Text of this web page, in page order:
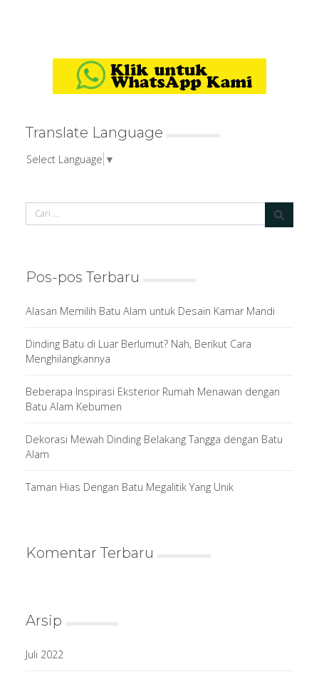
Translate Language
Select Language ▼
Pos-pos Terbaru
Alasan Memilih Batu Alam untuk Desain Kamar Mandi
Dinding Batu di Luar Berlumut? Nah, Berikut Cara
Menghilangkannya
Beberapa Inspirasi Eksterior Rumah Menawan dengan
Batu Alam Kebumen
Dekorasi Mewah Dinding Belakang Tangga dengan Batu
Alam
Taman Hias Dengan Batu Megalitik Yang Unik
Komentar Terbaru
Arsip
Juli 2022